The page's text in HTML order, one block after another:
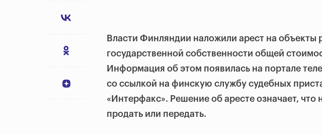
Власти Финляндии наложили арест на объекты
государственной собственности общей
Информация об этом появилась на портале
со ссылкой на финскую службу судебных
«Интерфакс». Решение об аресте означает, что
продать или передать.